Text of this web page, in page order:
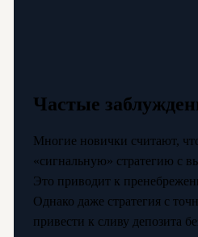
Частые
Многие новички считают,
«сигнальную» стратегию с
Это приводит к
Однако даже стратегия с
привести к сливу депозита